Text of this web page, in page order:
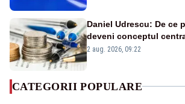
Daniel Udrescu: De ce
deveni conceptul
viitoare?
2 aug. 2026, 09:22
CATEGORII POPULARE